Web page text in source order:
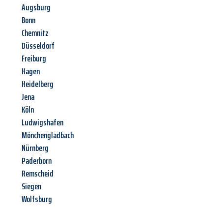
Augsburg
Bonn
Chemnitz
Düsseldorf
Freiburg
Hagen
Heidelberg
Jena
Köln
Ludwigshafen
Mönchengladbach
Nürnberg
Paderborn
Remscheid
Siegen
Wolfsburg